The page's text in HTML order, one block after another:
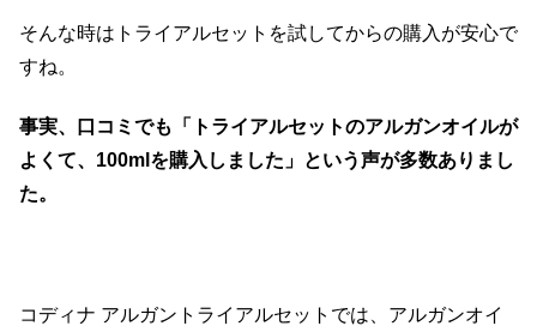
そんな時はトライアルセットを試してからの購入が安心で
すね。
事実、口コミでも「トライアルセットのアルガンオイルが
よくて、100mlを購入しました」という声が多数ありまし
た。
コディナ アルガントライアルセットでは、アルガンオイ